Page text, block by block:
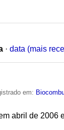
· data (mais
em:
abril de 2006